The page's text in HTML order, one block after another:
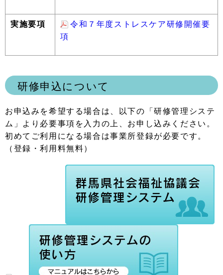
実施要項
令和７年度ストレスケア研修開催要
項
研修申込について
お申込みを希望する場合は、以下の「研修管理システ
ム」より必要事項を入力の上、お申し込みください。
初めてご利用になる場合は事業所登録が必要です。
（登録・利用料無料）